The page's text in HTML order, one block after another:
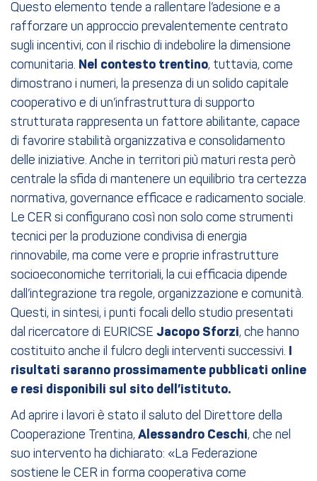
Questo elemento tende a rallentare l’adesione e a
rafforzare un approccio prevalentemente centrato
sugli incentivi, con il rischio di indebolire la dimensione
comunitaria. Nel contesto trentino, tuttavia, come
dimostrano i numeri, la presenza di un solido capitale
cooperativo e di un’infrastruttura di supporto
strutturata rappresenta un fattore abilitante, capace
di favorire stabilità organizzativa e consolidamento
delle iniziative. Anche in territori più maturi resta però
centrale la sfida di mantenere un equilibrio tra certezza
normativa, governance efficace e radicamento sociale.
Le CER si configurano così non solo come strumenti
tecnici per la produzione condivisa di energia
rinnovabile, ma come vere e proprie infrastrutture
socioeconomiche territoriali, la cui efficacia dipende
dall’integrazione tra regole, organizzazione e comunità.
Questi, in sintesi, i punti focali dello studio presentati
dal ricercatore di EURICSE Jacopo Sforzi, che hanno
costituito anche il fulcro degli interventi successivi.
risultati saranno prossimamente pubblicati online
e resi disponibili sul sito dell’istituto.
Ad aprire i lavori è stato il saluto del Direttore della
Cooperazione Trentina, Alessandro Ceschi, che nel
suo intervento ha dichiarato: «La Federazione
sostiene le CER in forma cooperativa come